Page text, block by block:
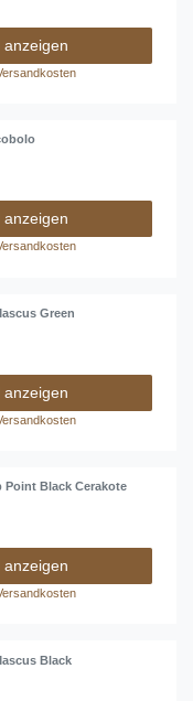
anzeigen
anzeigen
Green
anzeigen
Point Black Cerakote
anzeigen
Black